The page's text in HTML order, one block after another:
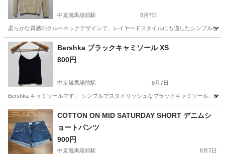
中京競馬場前駅 8月7日
柔らかな質感のクルーネックデザインで、レイヤードスタイルにも適したシンプルな
愛知 名古屋市 中京競馬場前駅
Bershka ブラックキャミソール XS
800円
中京競馬場前駅 8月7日
Bershka キャミソールです。 シンプルでスタイリッシュなブラックキャミソール、
愛知 名古屋市 キャミソール
COTTON ON MID SATURDAY SHORT デニムシ
ョートパンツ
900円
中京競馬場前駅 8月7日